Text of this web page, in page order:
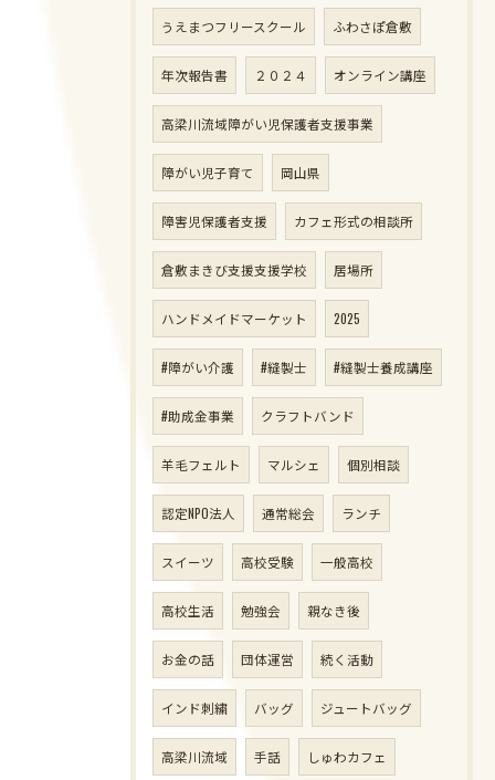
うえまつフリースクール ふわさぽ倉敷
年次報告書 ２０２４ オンライン講座
高梁川流域障がい児保護者支援事業
障がい児子育て 岡山県
障害児保護者支援 カフェ形式の相談所
倉敷まきび支援支援学校 居場所
ハンドメイドマーケット 2025
#障がい介護 #縫製士 #縫製士養成講座
#助成金事業 クラフトバンド
羊毛フェルト マルシェ 個別相談
認定NPO法人 通常総会 ランチ
スイーツ 高校受験 一般高校
高校生活 勉強会 親なき後
お金の話 団体運営 続く活動
インド刺繍 バッグ ジュートバッグ
高梁川流域 手話 しゅわカフェ